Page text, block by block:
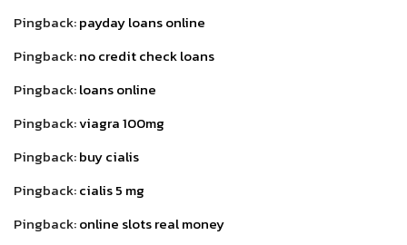
Pingback:payday loans online
Pingback:no credit check loans
Pingback:loans online
Pingback:viagra 100mg
Pingback:buy cialis
Pingback:cialis 5 mg
Pingback:online slots real money